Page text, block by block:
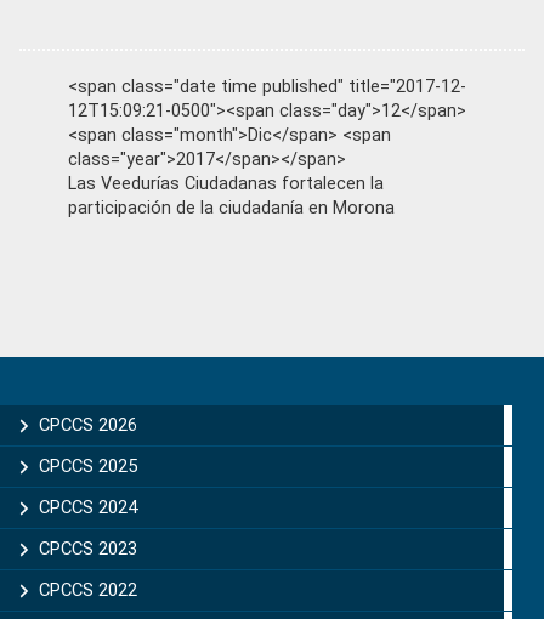
<span class="date time published" title="2017-12-
12T15:09:21-0500"><span class="day">12</span>
<span class="month">Dic</span> <span
class="year">2017</span></span>
Las Veedurías Ciudadanas fortalecen la
participación de la ciudadanía en Morona
Sidebar
CPCCS 2026
CPCCS 2025
CPCCS 2024
CPCCS 2023
CPCCS 2022